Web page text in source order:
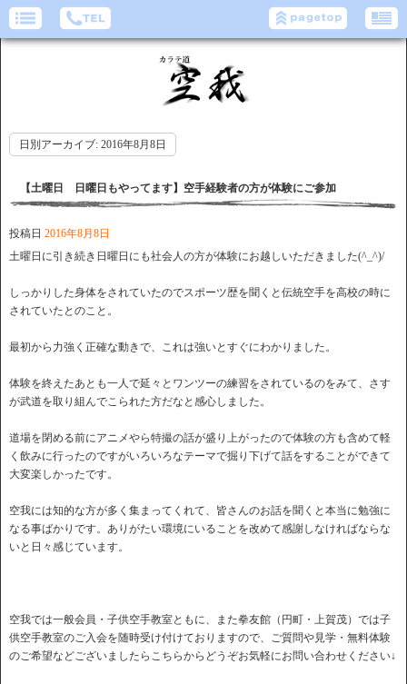
日別アーカイブ: 2016年8月8日
【土曜日 日曜日もやってます】空手経験者の方が体験にご参加
投稿日 2016年8月8日
土曜日に引き続き日曜日にも社会人の方が体験にお越しいただきました(^_^)/
しっかりした身体をされていたのでスポーツ歴を聞くと伝統空手を高校の時に
されていたとのこと。
最初から力強く正確な動きで、これは強いとすぐにわかりました。
体験を終えたあとも一人で延々とワンツーの練習をされているのをみて、さす
が武道を取り組んでこられた方だなと感心しました。
道場を閉める前にアニメやら特撮の話が盛り上がったので体験の方も含めて軽
く飲みに行ったのですがいろいろなテーマで掘り下げて話をすることができて
大変楽しかったです。
空我には知的な方が多く集まってくれて、皆さんのお話を聞くと本当に勉強に
なる事ばかりです。ありがたい環境にいることを改めて感謝しなければならな
いと日々感じています。
空我では一般会員・子供空手教室ともに、また拳友館（円町・上賀茂）では子
供空手教室のご入会を随時受け付けておりますので、ご質問や見学・無料体験
のご希望などございましたらこちらからどうぞお気軽にお問い合わせください↓